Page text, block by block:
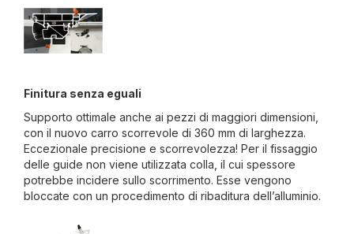
Finitura senza eguali
Supporto ottimale anche ai pezzi di maggiori dimensioni,
con il nuovo carro scorrevole di 360 mm di larghezza.
Eccezionale precisione e scorrevolezza! Per il fissaggio
delle guide non viene utilizzata colla, il cui spessore
potrebbe incidere sullo scorrimento. Esse vengono
bloccate con un procedimento di ribaditura dell’alluminio.